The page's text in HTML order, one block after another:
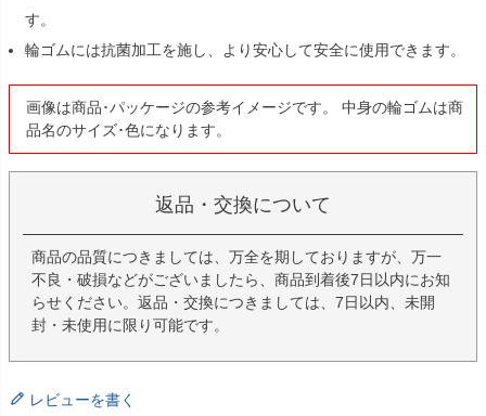
す。
輪ゴムには抗菌加工を施し、より安心して安全に使用できます。
画像は商品･パッケージの参考イメージです。 中身の輪ゴムは商
品名のサイズ･色になります。
返品・交換について
商品の品質につきましては、万全を期しておりますが、万一
不良・破損などがございましたら、商品到着後7日以内にお知
らせください。返品・交換につきましては、7日以内、未開
封・未使用に限り可能です。
レビューを書く